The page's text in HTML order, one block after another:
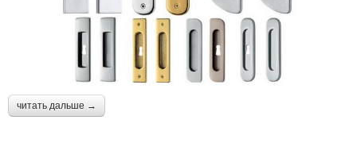
читать дальше →